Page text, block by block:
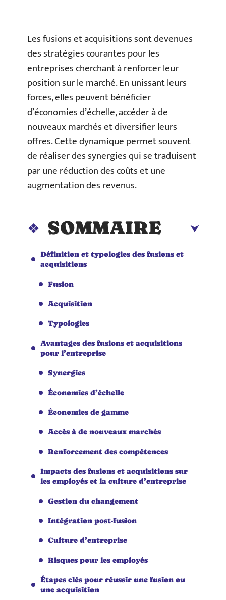
Les fusions et acquisitions sont devenues
des stratégies courantes pour les
entreprises cherchant à renforcer leur
position sur le marché. En unissant leurs
forces, elles peuvent bénéficier
d’économies d’échelle, accéder à de
nouveaux marchés et diversifier leurs
offres. Cette dynamique permet souvent
de réaliser des synergies qui se traduisent
par une réduction des coûts et une
augmentation des revenus.
SOMMAIRE
Définition et typologies des fusions et
acquisitions
Fusion
Acquisition
Typologies
Avantages des fusions et acquisitions
pour l’entreprise
Synergies
Économies d’échelle
Économies de gamme
Accès à de nouveaux marchés
Renforcement des compétences
Impacts des fusions et acquisitions sur
les employés et la culture d’entreprise
Gestion du changement
Intégration post-fusion
Culture d’entreprise
Risques pour les employés
Étapes clés pour réussir une fusion ou
une acquisition